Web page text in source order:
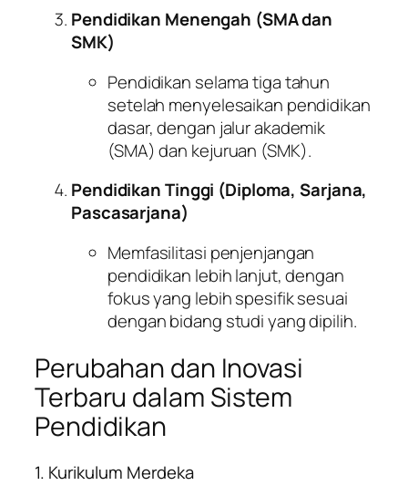
Pendidikan Menengah (SMA dan
SMK)
Pendidikan selama tiga tahun
setelah menyelesaikan pendidikan
dasar, dengan jalur akademik
(SMA) dan kejuruan (SMK).
Pendidikan Tinggi (Diploma, Sarjana,
Pascasarjana)
Memfasilitasi penjenjangan
pendidikan lebih lanjut, dengan
fokus yang lebih spesifik sesuai
dengan bidang studi yang dipilih.
Perubahan dan Inovasi
Terbaru dalam Sistem
Pendidikan
1. Kurikulum Merdeka